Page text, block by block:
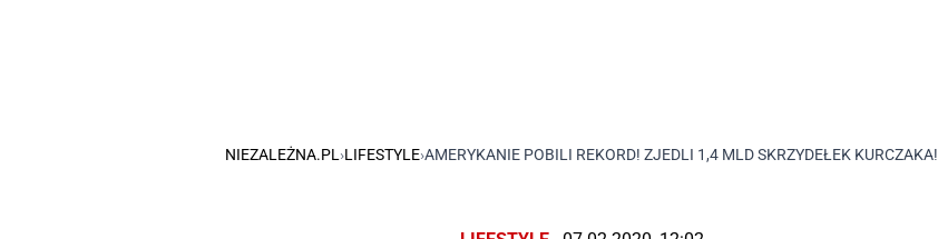
NIEZALEŻNA.PL ›LIFESTYLE›AMERYKANIE POBILI REKORD! ZJEDLI 1,4 MLD SKRZYDEŁEK KURCZAKA!